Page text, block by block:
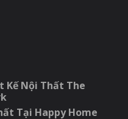
Kế Nội Thất The
Tại Happy Home